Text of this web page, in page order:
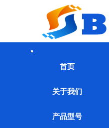
首页
关于我们
产品型号